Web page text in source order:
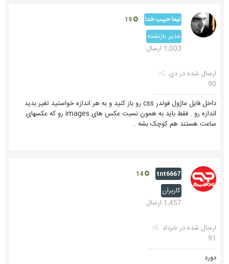
نیما حبیب خدا
مدیر بازنشته
1,003 ارسال
ارسال شده دردی
90
داخل فایل ماژول فولدر css رو باز کنید و به هر اندازه خواستید تغیر بدید
اندازه رو . فقط باید به همون نسبت عکس های images رو که عکسهای
ساعت هستند هم کوچک بشه .
tnt6667
کاربران
1,457 ارسال
ارسال شده درخرداد
91
دورد